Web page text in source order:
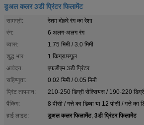
डुअल कलर 3डी प्रिंटर फिलामेंट
सामग्री:
रेशम दोहरे रंग का रेशा
रंग:
6 अलग-अलग रंग
व्यास:
1.75 मिमी / 3.0 मिमी
शुद्ध भार:
1 किग्रा/स्पूल
आवेदन:
एफडीएम 3डी प्रिंटर
सहिष्णुता:
0.02 मिमी / 0.05 मिमी
प्रिंट तापमान:
210-250 डिग्री सेल्सियस / 190-220
पैकिंग:
8 पीसी / गत्ते का डिब्बा या 12 पीसी / गत्ते का
हाई लाइट:
डुअल कलर फिलामेंट, 3डी प्रिंटर फिलामेंट